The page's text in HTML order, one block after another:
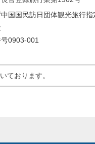
国国民訪日団体観光旅行指
0903-001
ております。